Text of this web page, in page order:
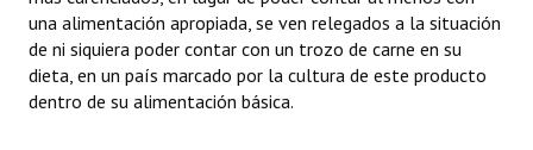
Huéspedes de Honor - Registro
Antiguos Pobladores - Registro
una alimentación apropiada, se ven relegados a la situación
de ni siquiera poder contar con un trozo de carne en su
dieta, en un país marcado por la cultura de este producto
dentro de su alimentación básica.